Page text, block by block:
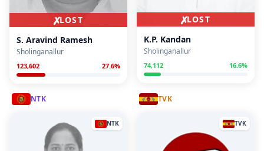
✗LOST
S. Aravind Ramesh
Sholinganallur
123,602 27.6%
✗LOST
K.P. Kandan
Sholinganallur
74,112 16.6%
NTK
NTK
TVK
TVK